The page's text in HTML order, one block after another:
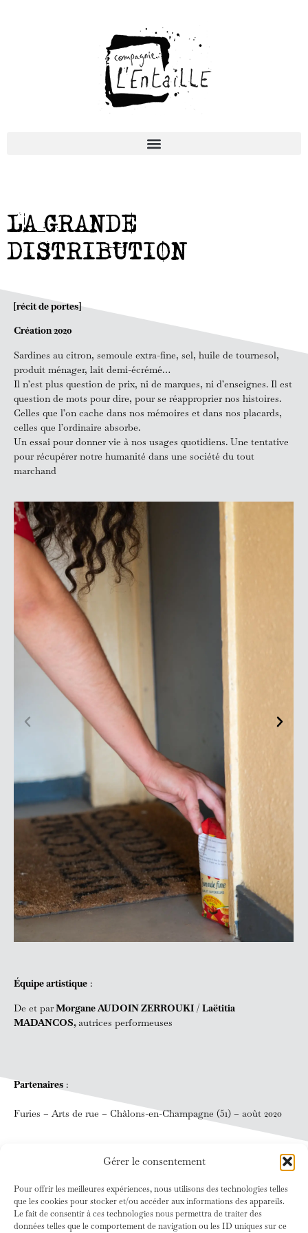
Gérer le consentement
Pour offrir les meilleures expériences, nous utilisons des technologies telles
que les cookies pour stocker et/ou accéder aux informations des appareils.
Le fait de consentir à ces technologies nous permettra de traiter des
données telles que le comportement de navigation ou les ID uniques sur ce
LA GRANDE
DISTRIBUTION
[récit de portes]
Création 2020
Sardines au citron, semoule extra-fine, sel, huile de tournesol,
produit ménager, lait demi-écrémé…
Il n’est plus question de prix, ni de marques, ni d’enseignes. Il est
question de mots pour dire, pour se réapproprier nos histoires.
Celles que l’on cache dans nos mémoires et dans nos placards,
celles que l’ordinaire absorbe.
Un essai pour donner vie à nos usages quotidiens. Une tentative
pour récupérer notre humanité dans une société du tout
marchand
Équipe artistique :
De et parMorgane AUDOIN ZERROUKI / Laëtitia
MADANCOS,autrices performeuses
Partenaires :
Furies – Arts de rue – Châlons-en-Champagne (51) – août 2020